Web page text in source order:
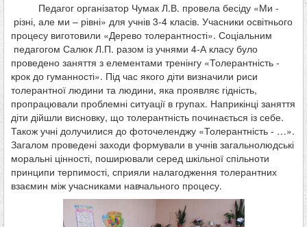
Педагог організатор Чумак Л.В. провела бесіду «Ми -
різні, але ми – рівні» для учнів 3-4 класів. Учасники освітнього
процесу виготовили «Дерево толерантності». Соціальним
педагогом Салюк Л.П. разом із учнями 4-А класу було
проведено заняття з елементами тренінгу «Толерантність -
крок до гуманності». Під час якого діти визначили риси
толерантної людини та людини, яка проявляє гідність,
пропрацювали проблемні ситуації в групах. Наприкінці заняття
діти дійшли висновку, що толерантність починається із себе.
Також учні долучилися до фоточеленджу «Толерантність - …».
Загалом проведені заходи формували в учнів загальнолюдські
моральні цінності, поширювали серед шкільної спільноти
принципи терпимості, сприяли налагодження толерантних
взаємин між учасниками навчального процесу.